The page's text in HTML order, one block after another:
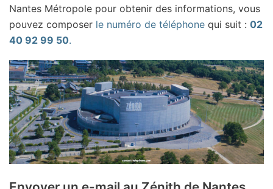
Nantes Métropole pour obtenir des informations, vous
pouvez composer le numéro de téléphone qui suit : 02
40 92 99 50.